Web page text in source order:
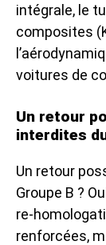
intégrale, le
composites
voitures de
Un retour
interdites
Un retour
Groupe B ?
re-
renforcées,